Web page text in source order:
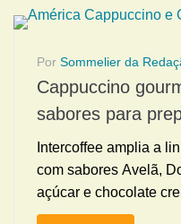
Por Sommelier da
Cappuccino
sabores para
Intercoffee amplia a
com sabores Avelã,
açúcar e chocolate